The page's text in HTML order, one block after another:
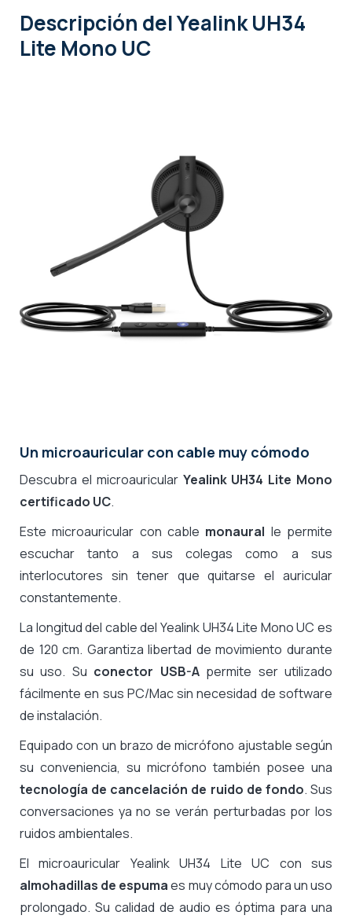
Descripción del Yealink UH34
Lite Mono UC
Un microauricular con cable muy cómodo
Descubra el microauricular Yealink UH34 Lite Mono
certificado UC.
Este microauricular con cable monaural le permite
escuchar tanto a sus colegas como a sus
interlocutores sin tener que quitarse el auricular
constantemente.
La longitud del cable del Yealink UH34 Lite Mono UC es
de 120 cm. Garantiza libertad de movimiento durante
su uso. Su conector USB-Apermite ser utilizado
fácilmente en sus PC/Mac sin necesidad de software
de instalación.
Equipado con un brazo de micrófono ajustable según
su conveniencia, su micrófono también posee una
tecnología de cancelación de ruido de fondo. Sus
conversaciones ya no se verán perturbadas por los
ruidos ambientales.
El microauricular Yealink UH34 Lite UC con sus
almohadillas de espumaes muy cómodo para un uso
prolongado. Su calidad de audio es óptima para una